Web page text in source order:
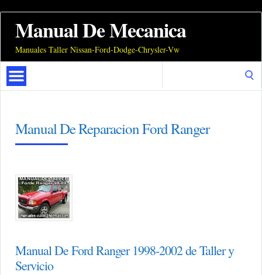
Manual De Mecanica
Manuales Taller Nissan-Ford-Dodge-Chrysler-Vw
Manual De Reparacion Ford Ranger
Manual De Ford Ranger 1998-2002 de Taller y
Servicio